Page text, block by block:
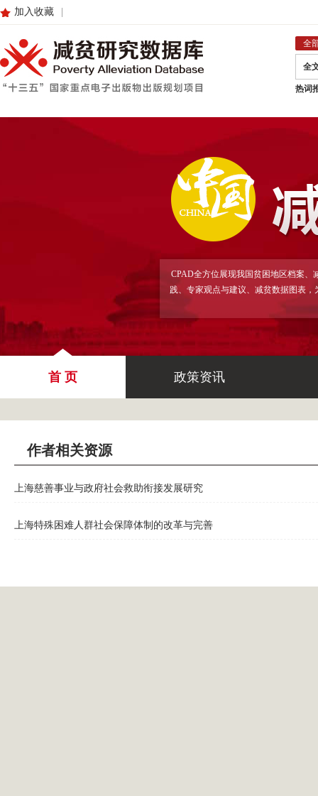
加入收藏
全
全
热词
CPAD全方位展现我国贫困地区档案
践、专家观点与建议、减贫数据图表
首 页 政策资讯
作者相关资源
上海慈善事业与政府社会救助衔接发展研究
上海特殊困难人群社会保障体制的改革与完善